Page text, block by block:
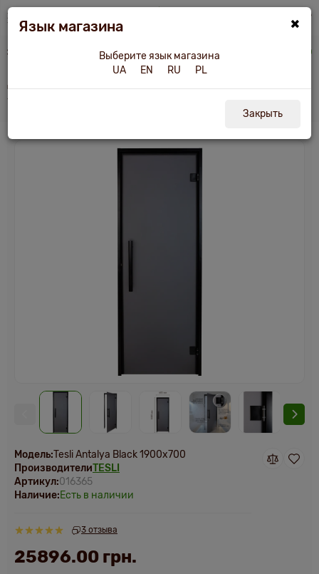
Двери для бани и сауны Дверь для хаммама Tesli Antalya Black 1900х700
Дверь для хаммама Tesli Antalya Black
1900х700
×
Язык магазина
Выберите язык магазина
UA
EN RU PL
Закрыть
Модель:Tesli Antalya Black 1900х700
ПроизводителиTESLI
Артикул:016365
Наличие:Есть в наличии
3 отзыва
25896.00 грн.